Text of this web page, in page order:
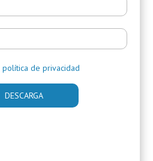
política de privacidad